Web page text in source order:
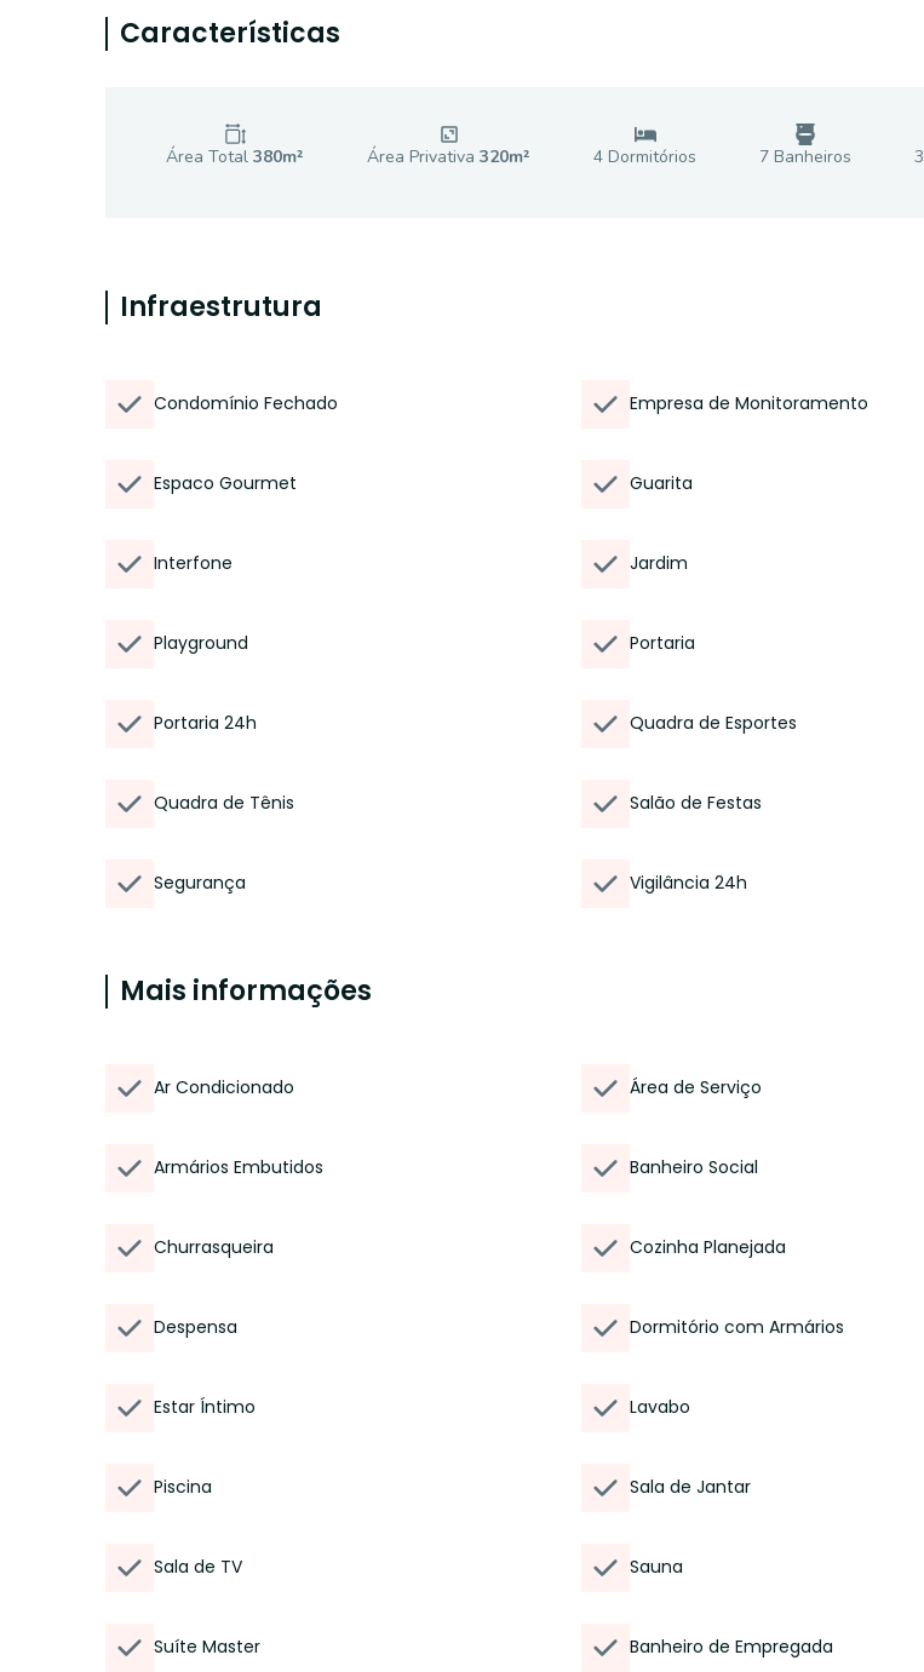
Características
Área Total 380m² Área Privativa 320m² 4 Dormitórios 7 Banheiros 3
Infraestrutura
Condomínio Fechado Empresa de Monitoramento
Espaco Gourmet Guarita
Interfone Jardim
Playground Portaria
Portaria 24h Quadra de Esportes
Quadra de Tênis Salão de Festas
Segurança Vigilância 24h
Mais informações
Ar Condicionado Área de Serviço
Armários Embutidos Banheiro Social
Churrasqueira Cozinha Planejada
Despensa Dormitório com Armários
Estar Íntimo Lavabo
Piscina Sala de Jantar
Sala de TV Sauna
Suíte Master Banheiro de Empregada